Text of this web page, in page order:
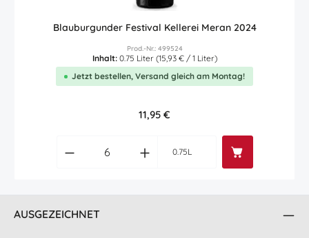
Blauburgunder Festival Kellerei Meran 2024
Prod.-Nr.: 499524
Inhalt: 0.75 Liter (15,93 € / 1 Liter)
Jetzt bestellen, Versand gleich am Montag!
Regulärer Preis:
11,95 €
Produkt Anzahl: Gib den gewünschten
0.75L
AUSGEZEICHNET